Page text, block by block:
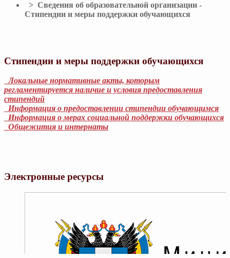
> Сведения об образовательной организации -
Стипендии и меры поддержки обучающихся
Стипендии и меры поддержки обучающихся
Локальные нормативные акты, которым
регламентируется наличие и условия предоставления
стипендий
Информация о предоставлении стипендии обучающимся
Информация о мерах социальной поддержки обучающихся
Общежития и интернаты
Электронные ресурсы